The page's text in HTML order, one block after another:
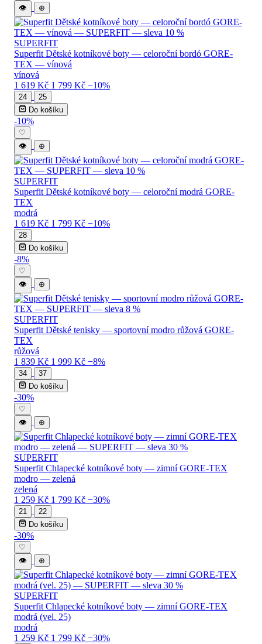
👁
⊕
SUPERFIT
Superfit Dětské kotníkové boty — celoroční bordó GORE-
TEX — vínová
vínová
1 619 Kč 1 799 Kč −10%
24
25
Do košíku
-10%
♡
👁
⊕
SUPERFIT
Superfit Dětské kotníkové boty — celoroční modrá GORE-
TEX
modrá
1 619 Kč 1 799 Kč −10%
28
Do košíku
-8%
♡
👁
⊕
SUPERFIT
Superfit Dětské tenisky — sportovní modro růžová GORE-
TEX
růžová
1 839 Kč 1 999 Kč −8%
34
37
Do košíku
-30%
♡
👁
⊕
SUPERFIT
Superfit Chlapecké kotníkové boty — zimní GORE-TEX
modro — zelená
zelená
1 259 Kč 1 799 Kč −30%
21
22
Do košíku
-30%
♡
👁
⊕
SUPERFIT
Superfit Chlapecké kotníkové boty — zimní GORE-TEX
modrá (vel. 25)
modrá
1 259 Kč 1 799 Kč −30%